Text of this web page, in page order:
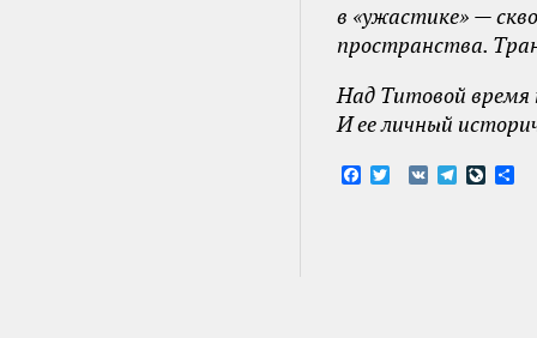
в «ужастике» —
пространства.
Над Титовой время
И ее личный
Facebook
Twitter
VK Telegram